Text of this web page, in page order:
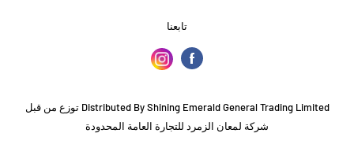
Distributed By Shining Emerald General Trading Limited توزع من قبل
شركة لمعان الزمرد للتجارة العامة المحدودة
تابعنا